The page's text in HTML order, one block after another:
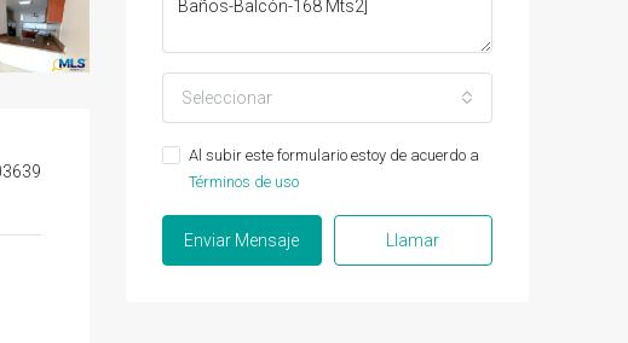
Seleccionar
Al subir este formulario estoy de acuerdo a
Términos de uso
Enviar Mensaje Llamar